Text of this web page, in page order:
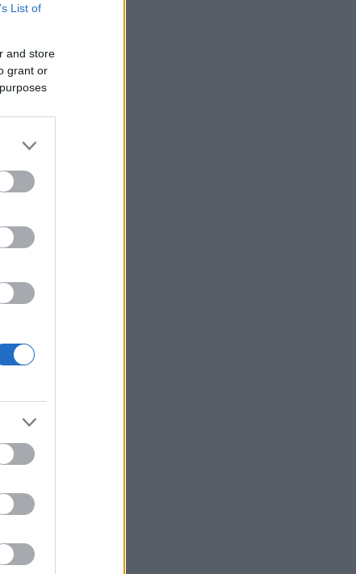
List of
and store
grant or